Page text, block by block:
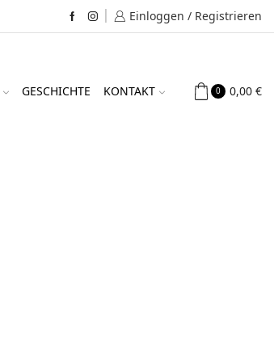
FacebookInstagramEinloggen / Registrieren
GESCHICHTE KONTAKT 0 0,00 €